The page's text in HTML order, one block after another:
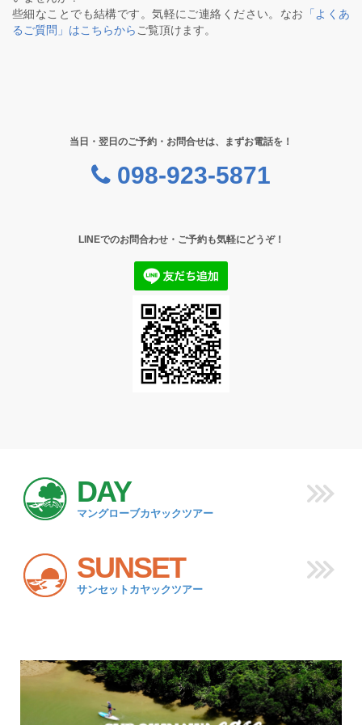
些細なことでも結構です。気軽にご連絡ください。なお
「よくあ
るご質問」はこちらから ご覧頂けます。
当日・翌日のご予約・お問合せは、まずお電話を！
098-923-5871
LINEでのお問合わせ・ご予約も気軽にどうぞ！
DAY
マングローブカヤックツアー
SUNSET
サンセットカヤックツアー